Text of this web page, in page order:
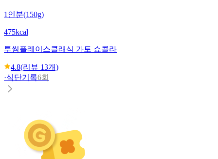
1인분(150g)
475kcal
투썸플레이스클래식 가토 쇼콜라
4.8(리뷰 13개)
·식단기록6회